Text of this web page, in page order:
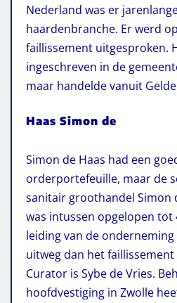
Nederland was er
haardenbranche. Er werd
faillissement uitgesproken.
ingeschreven in de
maar handelde vanuit
Haas Simon de
Simon de Haas had een
orderportefeuille, maar de
sanitair groothandel Simon
was intussen opgelopen tot
leiding van de
uitweg dan het faillissement
Curator is Sybe de Vries.
hoofdvestiging in Zwolle